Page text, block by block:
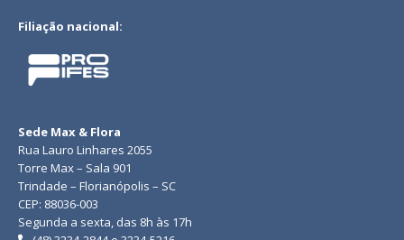
Filiação nacional:
Sede Max & Flora
Rua Lauro Linhares 2055
Torre Max – Sala 901
Trindade – Florianópolis – SC
CEP: 88036-003
Segunda a sexta, das 8h às 17h